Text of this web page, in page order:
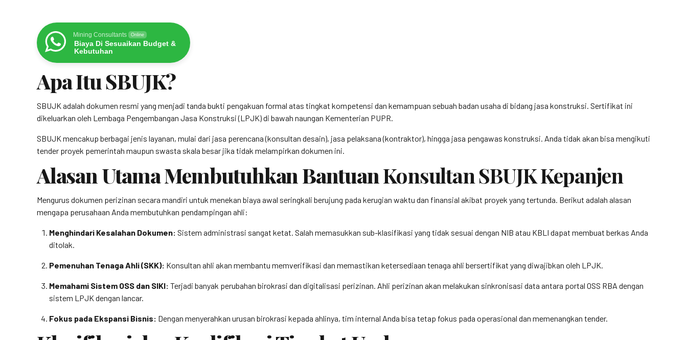
Mining Consultants Online
Biaya Di Sesuaikan Budget &
Kebutuhan
Apa Itu SBUJK?
SBUJK adalah dokumen resmi yang menjadi tanda bukti pengakuan formal atas tingkat kompetensi dan kemampuan sebuah badan usaha di bidang jasa konstruksi. Sertifikat ini
dikeluarkan oleh Lembaga Pengembangan Jasa Konstruksi (LPJK) di bawah naungan Kementerian PUPR.
SBUJK mencakup berbagai jenis layanan, mulai dari jasa perencana (konsultan desain), jasa pelaksana (kontraktor), hingga jasa pengawas konstruksi. Anda tidak akan bisa mengikuti
tender proyek pemerintah maupun swasta skala besar jika tidak melampirkan dokumen ini.
Alasan Utama Membutuhkan BantuanKonsultan SBUJK Kepanjen
Mengurus dokumen perizinan secara mandiri untuk menekan biaya awal seringkali berujung pada kerugian waktu dan finansial akibat proyek yang tertunda. Berikut adalah alasan
mengapa perusahaan Anda membutuhkan pendampingan ahli:
Menghindari Kesalahan Dokumen: Sistem administrasi sangat ketat. Salah memasukkan sub-klasifikasi yang tidak sesuai dengan NIB atau KBLI dapat membuat berkas Anda
ditolak.
Pemenuhan Tenaga Ahli (SKK): Konsultan ahli akan membantu memverifikasi dan memastikan ketersediaan tenaga ahli bersertifikat yang diwajibkan oleh LPJK.
Memahami Sistem OSS dan SIKI: Terjadi banyak perubahan birokrasi dan digitalisasi perizinan. Ahli perizinan akan melakukan sinkronisasi data antara portal OSS RBA dengan
sistem LPJK dengan lancar.
Fokus pada Ekspansi Bisnis: Dengan menyerahkan urusan birokrasi kepada ahlinya, tim internal Anda bisa tetap fokus pada operasional dan memenangkan tender.